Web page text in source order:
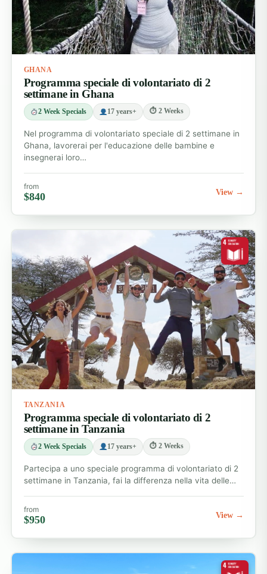
GHANA
Programma speciale di volontariato di 2
settimane in Ghana
2 Week Specials 17 years+ ⏱ 2 Weeks
Nel programma di volontariato speciale di 2 settimane in
Ghana, lavorerai per l'educazione delle bambine e
insegnerai loro…
from
$840 View →
TANZANIA
Programma speciale di volontariato di 2
settimane in Tanzania
2 Week Specials 17 years+ ⏱ 2 Weeks
Partecipa a uno speciale programma di volontariato di 2
settimane in Tanzania, fai la differenza nella vita delle…
from
$950 View →